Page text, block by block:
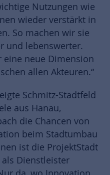
Nutzungen wie
wieder verstärkt in
So machen wir sie
und lebenswerter.
neue Dimension
allen Akteuren.“
Schmitz-Stadtfeld
aus Hanau,
die Chancen von
beim Stadtumbau
ist die ProjektStadt
Dienstleister